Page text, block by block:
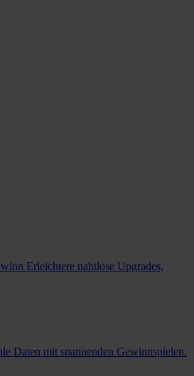
Erleichtere nahtlose Upgrades,
Daten mit spannenden Gewinnspielen.